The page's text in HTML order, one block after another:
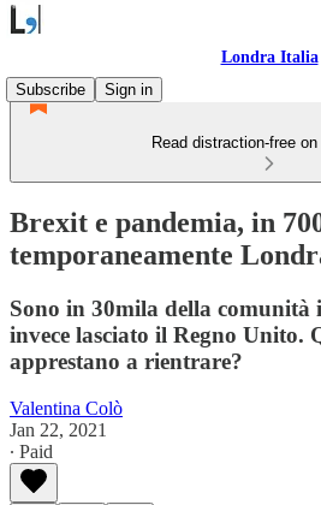
Londra Italia
Subscribe
Sign in
Read distraction-free
Brexit e pandemia, in
temporaneamente
Sono in 30mila della comunità
invece lasciato il Regno Unito.
apprestano a rientrare?
Valentina Colò
Jan 22, 2021
∙ Paid